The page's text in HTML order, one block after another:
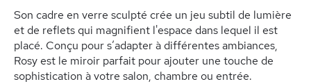
Son cadre en verre sculpté crée un jeu subtil de lumière
et de reflets qui magnifient l'espace dans lequel il est
placé. Conçu pour s’adapter à différentes ambiances,
Rosy est le miroir parfait pour ajouter une touche de
sophistication à votre salon, chambre ou entrée.